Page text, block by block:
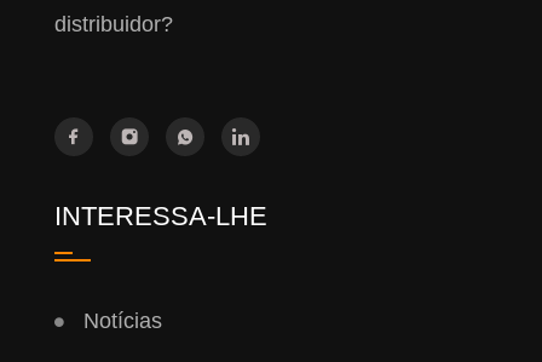
distribuidor?
INTERESSA-LHE
Notícias